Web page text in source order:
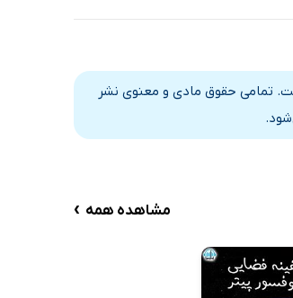
تمامی حقوق مادی و معنوی نشر
مشاهده همه ›